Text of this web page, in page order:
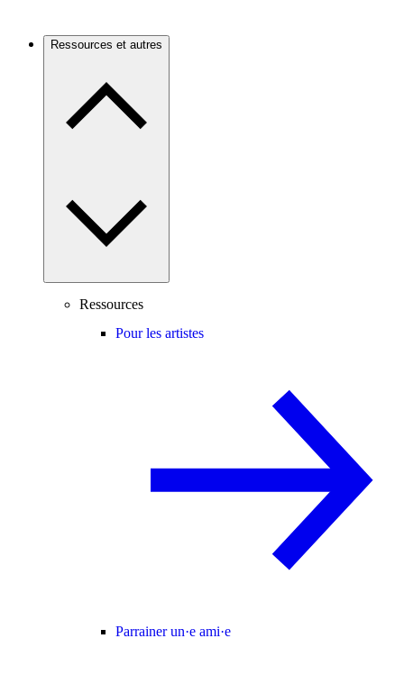
Ressources et autres
Ressources
Pour les artistes
Parrainer un·e ami·e